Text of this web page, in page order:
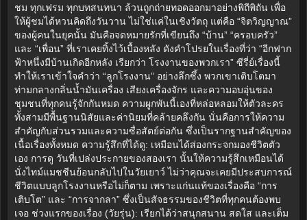
ชม ทุกเฟรม ทุกบทสนทนา ล้วนถูกถ่ายทอดออกมาอย่างพิถีพิถัน เพื่อ
ให้ผู้ชมได้หวนคิดถึงวันวาน ไม่ใช่แค่ในเชิงวัตถุ แต่คือ “จิตวิญญาณ”
ของผู้คนในยุคนั้น มันคือจดหมายรักที่เขียนถึง “บ้าน” “ครอบครัว”
และ “เพื่อน” ที่เราเคยทิ้งไว้เบื้องหลัง ดังคำโปรยในเรื่องที่ว่า “อีกฟาก
ฟ้าหนึ่งมีบ้านเกิดอีกหลัง เรียกว่า โรงงานของพวกเรา” ซีรี่ย์เรื่องนี้
ทำให้เราเข้าใจคำว่า “ลูกโรงงาน” อย่างลึกซึ้ง พวกเขาเติบโตมา
ท่ามกลางกลิ่นน้ำมันเครื่อง เสียงเครื่องจักร และความอบอุ่นของ
ชุมชนที่ทุกคนรู้จักกันหมด ความผูกพันนี้เองที่หล่อหลอมให้ตัวละคร
ทั้งสามมีพื้นฐานนิสัยและค่านิยมที่คล้ายคลึงกัน นั่นคือการให้ความ
สำคัญกับส่วนรวมและความซื่อสัตย์ต่อกัน ซึ่งเป็นรากฐานสำคัญของ
เนื้อเรื่องทั้งหมด ความรู้สึกที่ได้ดู: เหมือนได้ส่องกระจกมองชีวิตตัว
เอง การดู วันที่เปล่งประกายของสองเรา นั้นให้ความรู้สึกเหมือนได้
นั่งไทม์แมชชีนย้อนกลับไปในวัยเยาว์ ไม่ว่าคุณจะเคยมีประสบการณ์
ชีวิตแบบลูกโรงงานหรือไม่ก็ตาม เพราะแก่นแท้ของเรื่องคือ “การ
เติบโต” และ “การจากลา” ซึ่งเป็นสัจธรรมของชีวิตที่ทุกคนต้องพบ
เจอ ช่วงแรกของเรื่อง (วัยรุ่น): เรียกได้ว่าสนุกสนาน สดใส และเต็ม